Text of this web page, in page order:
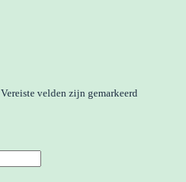
Vereiste velden zijn gemarkeerd